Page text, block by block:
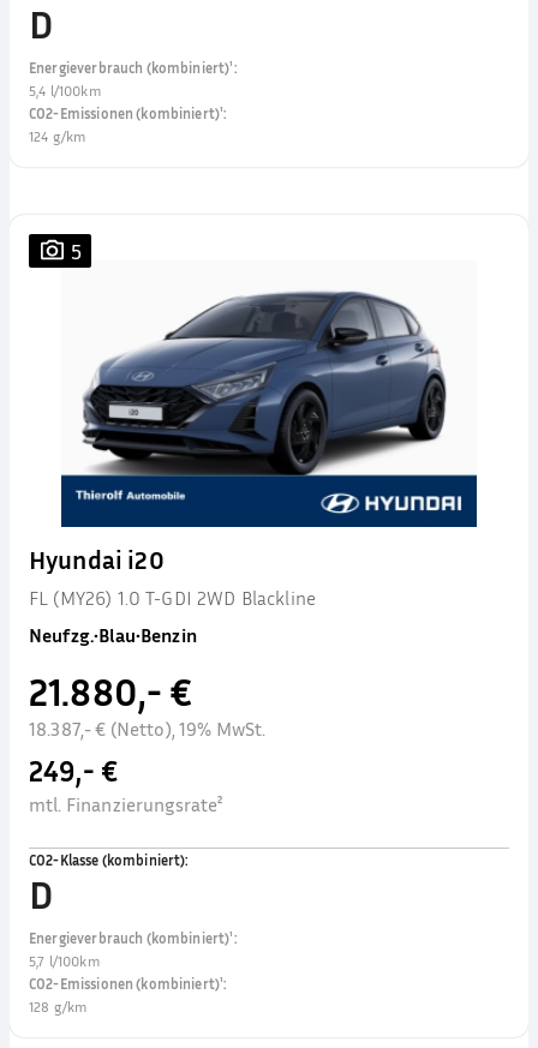
D
Energieverbrauch (kombiniert)¹:
5,4 l/100km
CO2-Emissionen (kombiniert)¹:
124 g/km
5
Hyundai i20
FL (MY26) 1.0 T-GDI 2WD Blackline
Neufzg.•Blau•Benzin
21.880,- €
18.387,- € (Netto), 19% MwSt.
249,- €
mtl. Finanzierungsrate²
CO2-Klasse (kombiniert):
D
Energieverbrauch (kombiniert)¹:
5,7 l/100km
CO2-Emissionen (kombiniert)¹:
128 g/km